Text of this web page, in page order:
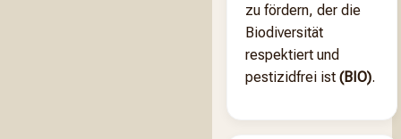
zu fördern, der die
Biodiversität
respektiert und
pestizidfrei ist (BIO).